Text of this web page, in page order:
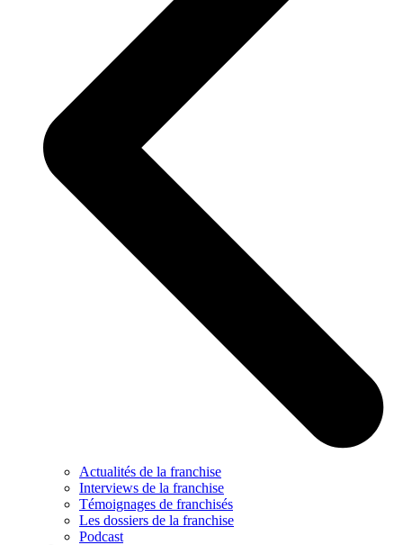
Actualités de la franchise
Interviews de la franchise
Témoignages de franchisés
Les dossiers de la franchise
Podcast